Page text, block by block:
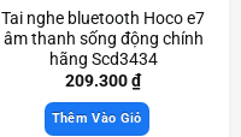
Tai nghe bluetooth Hoco e7
âm thanh sống động chính
hãng Scd3434
209.300₫
Thêm Vào Giỏ